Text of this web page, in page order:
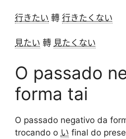
行きたい 轉 行きたくない
見たい 轉 見たくない
O passado
forma tai
O passado negativo da
trocando o い final do